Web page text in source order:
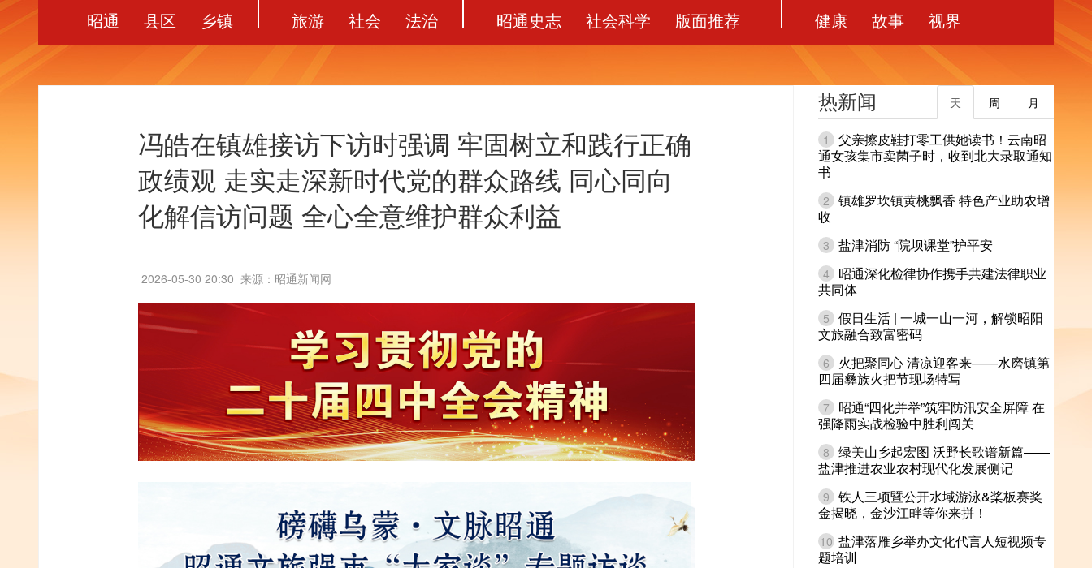
昭通
县区 乡镇
旅游
社会 法治
昭通史志
社会科学 版面推荐
健康
故事 视界
冯皓在镇雄接访下访时强调 牢固树立和践行正确
政绩观 走实走深新时代党的群众路线 同心同向
化解信访问题 全心全意维护群众利益
2026-05-30 20:30 来源：昭通新闻网
热新闻 月
周
天
1
父亲擦皮鞋打零工供她读书！云南昭
通女孩集市卖菌子时，收到北大录取通知
书
2 镇雄罗坎镇黄桃飘香 特色产业助农增
收
3 盐津消防 “院坝课堂”护平安
4
昭通深化检律协作携手共建法律职业
共同体
5 假日生活 | 一城一山一河，解锁昭阳
文旅融合致富密码
6
火把聚同心 清凉迎客来——水磨镇第
四届彝族火把节现场特写
7
昭通“四化并举”筑牢防汛安全屏障 在
强降雨实战检验中胜利闯关
8 绿美山乡起宏图 沃野长歌谱新篇——
盐津推进农业农村现代化发展侧记
9 铁人三项暨公开水域游泳&桨板赛奖
金揭晓，金沙江畔等你来拼！
10 盐津落雁乡举办文化代言人短视频专
题培训